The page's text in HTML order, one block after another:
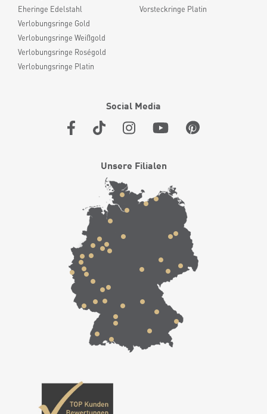
Eheringe Edelstahl
Verlobungsringe Gold
Verlobungsringe Weißgold
Verlobungsringe Roségold
Verlobungsringe Platin
Vorsteckringe Platin
Social Media
Unsere Filialen